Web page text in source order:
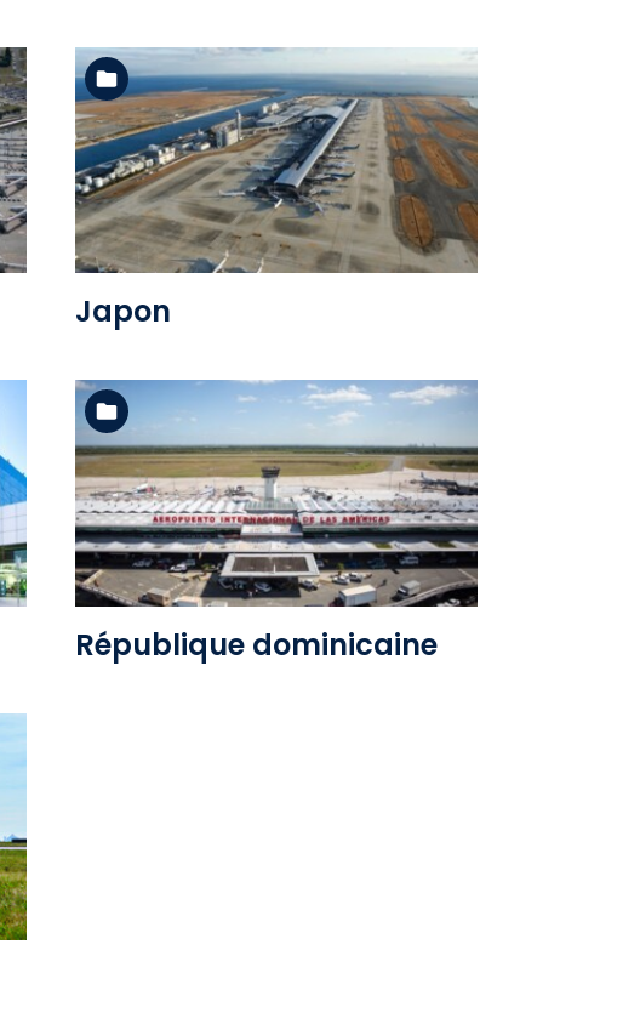
Voir l'album
Japon
Voir l'album
République dominicaine